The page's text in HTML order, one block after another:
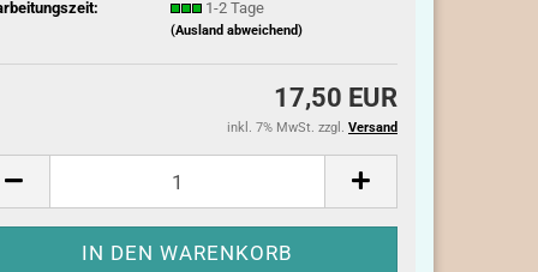
1-2 Tage
(Ausland abweichend)
17,50 EUR
inkl. 7% MwSt. zzgl. Versand